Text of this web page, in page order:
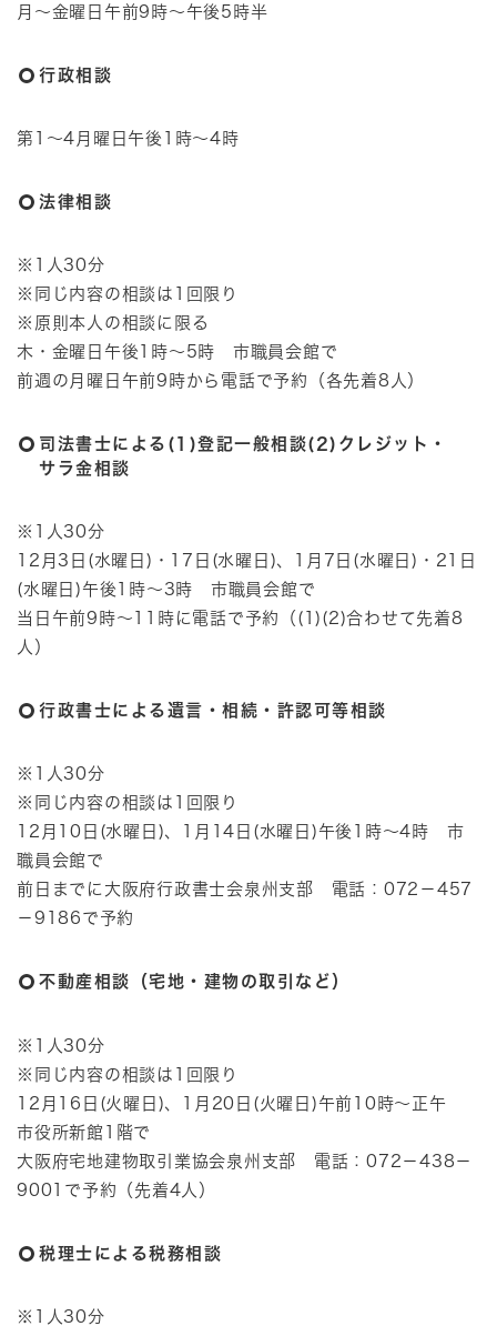
月～金曜日午前9時～午後5時半
行政相談
第1～4月曜日午後1時～4時
法律相談
※1人30分
※同じ内容の相談は1回限り
※原則本人の相談に限る
木・金曜日午後1時～5時 市職員会館で
前週の月曜日午前9時から電話で予約（各先着8人）
司法書士による(1)登記一般相談(2)クレジット・
サラ金相談
※1人30分
12月3日(水曜日)・17日(水曜日)、1月7日(水曜日)・21日
(水曜日)午後1時～3時 市職員会館で
当日午前9時～11時に電話で予約（(1)(2)合わせて先着8
人）
行政書士による遺言・相続・許認可等相談
※1人30分
※同じ内容の相談は1回限り
12月10日(水曜日)、1月14日(水曜日)午後1時～4時 市
職員会館で
前日までに大阪府行政書士会泉州支部 電話：072－457
－9186で予約
不動産相談（宅地・建物の取引など）
※1人30分
※同じ内容の相談は1回限り
12月16日(火曜日)、1月20日(火曜日)午前10時～正午
市役所新館1階で
大阪府宅地建物取引業協会泉州支部 電話：072－438－
9001で予約（先着4人）
税理士による税務相談
※1人30分